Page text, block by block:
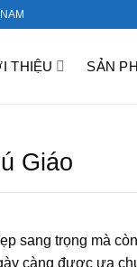
THIỆU SẢN
Giáo
sang trọng mà
càng được ưa